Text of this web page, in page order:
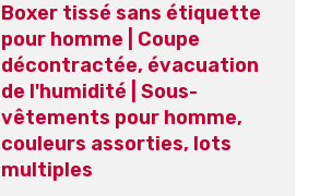
Boxer tissé sans étiquette
pour homme | Coupe
décontractée, évacuation
de l'humidité | Sous-
vêtements pour homme,
couleurs assorties, lots
multiples